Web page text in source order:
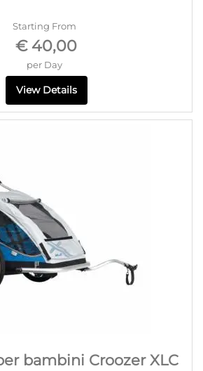
Starting From
€ 40,00
per Day
View Details
bambini Croozer XLC